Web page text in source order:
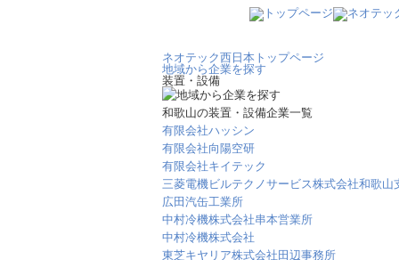
ネオテック西日本トップページ
地域から企業を探す
装置・設備
和歌山の装置・設備企業一覧
有限会社ハッシン
有限会社向陽空研
有限会社キイテック
三菱電機ビルテクノサービス株式会社和歌山
広田汽缶工業所
中村冷機株式会社串本営業所
中村冷機株式会社
東芝キヤリア株式会社田辺事務所